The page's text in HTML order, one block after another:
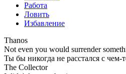
Работа
Ловить
Избавление
Thanos
Not even you would surrender
Ты бы никогда не расстался с чем-
The Collector